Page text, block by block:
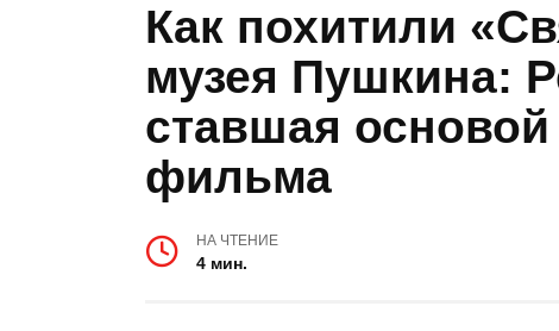
Как похитили
музея Пушкина:
ставшая основой
фильма
НА ЧТЕНИЕ
4 мин.